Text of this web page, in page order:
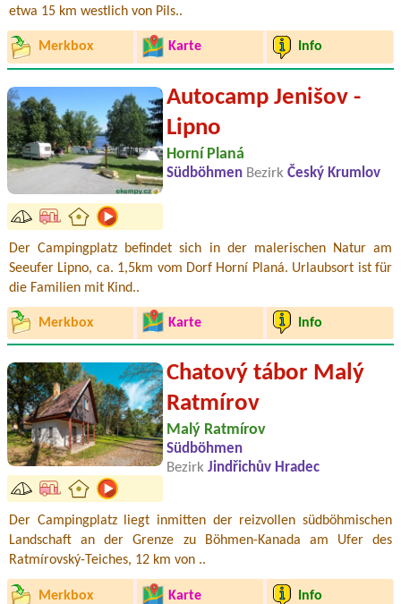
etwa 15 km westlich von Pils..
Merkbox Karte Info
Autocamp Jenišov -
Lipno
Horní Planá
Südböhmen Bezirk Český Krumlov
Der Campingplatz befindet sich in der malerischen Natur am
Seeufer Lipno, ca. 1,5km vom Dorf Horní Planá. Urlaubsort ist für
die Familien mit Kind..
Merkbox Karte Info
Chatový tábor Malý
Ratmírov
Malý Ratmírov
Südböhmen
Bezirk Jindřichův Hradec
Der Campingplatz liegt inmitten der reizvollen südböhmischen
Landschaft an der Grenze zu Böhmen-Kanada am Ufer des
Ratmírovský-Teiches, 12 km von ..
Merkbox Karte Info